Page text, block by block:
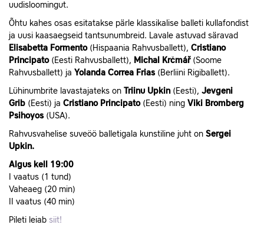
uudisloomingut.
Õhtu kahes osas esitatakse pärle klassikalise balleti kullafondist
ja uusi kaasaegseid tantsunumbreid. Lavale astuvad säravad
Elisabetta Formento(Hispaania Rahvusballett), Cristiano
Principato(Eesti Rahvusballett), Michal Krčmář(Soome
Rahvusballett) ja Yolanda Correa Frias(Berliini Rigiballett).
Lühinumbrite lavastajateks on Triinu Upkin(Eesti), Jevgeni
Grib (Eesti) ja Cristiano Principato(Eesti) ning Viki Bromberg
Psihoyos(USA).
Rahvusvahelise suveöö balletigala kunstiline juht on Sergei
Upkin.
Algus kell 19:00
I vaatus (1 tund)
Vaheaeg (20 min)
II vaatus (40 min)
Pileti leiab siit!